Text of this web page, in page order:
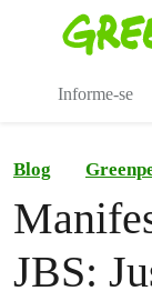
Informe-se
Blog
JBS: